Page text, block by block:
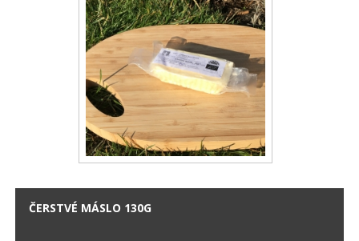
ČERSTVÉ MÁSLO 130G